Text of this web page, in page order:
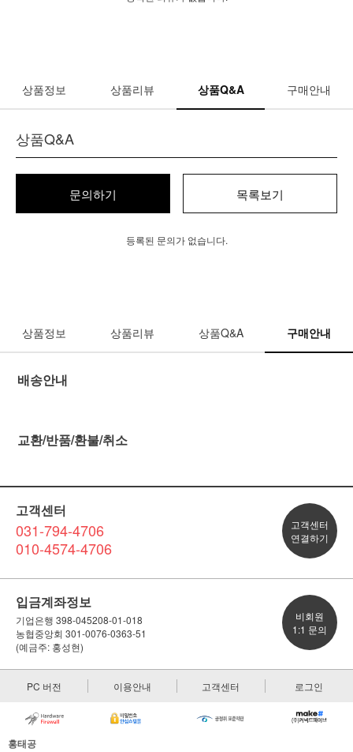
상품정보 상품리뷰 상품Q&A 구매안내
상품Q&A
문의하기 목록보기
등록된 문의가 없습니다.
상품정보 상품리뷰 상품Q&A 구매안내
배송안내
교환/반품/환불/취소
고객센터
031-794-4706
010-4574-4706
고객센터
연결하기
입금계좌정보
기업은행 398-045208-01-018
농협중앙회 301-0076-0363-51
(예금주: 홍성현)
비회원
1:1 문의
PC 버전 이용안내 고객센터 로그인
홍태공